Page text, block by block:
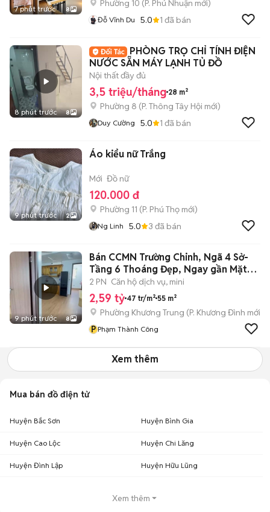
7 phút trước 8
Phường 10 (P. Phú Nhuận mới)
Đỗ Vĩnh Du 5.0 1 đã bán
8 phút trước 8
PHÒNG TRỌ CHỈ TÍNH ĐIỆN
NƯỚC SẴN MÁY LẠNH TỦ ĐỒ
Nội thất đầy đủ
3,5 triệu/tháng 28 m²
Phường 8 (P. Thông Tây Hội mới)
Duy Cường 5.0 1 đã bán
9 phút trước 2
Áo kiểu nữ Trắng
Mới Đồ nữ
120.000 đ
Phường 11 (P. Phú Thọ mới)
Ng Linh 5.0 3 đã bán
9 phút trước 8
Bán CCMN Trường Chinh, Ngã 4 Sở-
Tầng 6 Thoáng Đẹp, Ngay gần Mặt
Phố
2 PN Căn hộ dịch vụ, mini
2,59 tỷ 47 tr/m² 55 m²
Phường Khương Trung (P. Khương Đình mới)
P Phạm Thành Công
Xem thêm
Mua bán đồ điện tử
Huyện Bắc Sơn Huyện Bình Gia
Huyện Cao Lộc Huyện Chi Lăng
Huyện Đình Lập Huyện Hữu Lũng
Xem thêm